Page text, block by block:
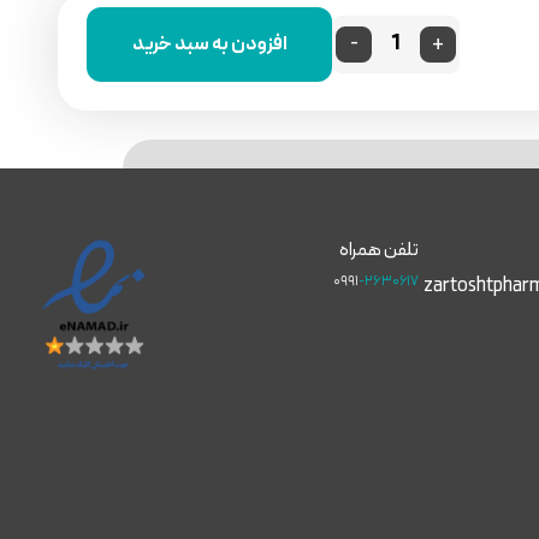
- + افزودن به سبد خرید
تلفن همراه
۰۹۹۱-۲۶۳۰۶۱۷